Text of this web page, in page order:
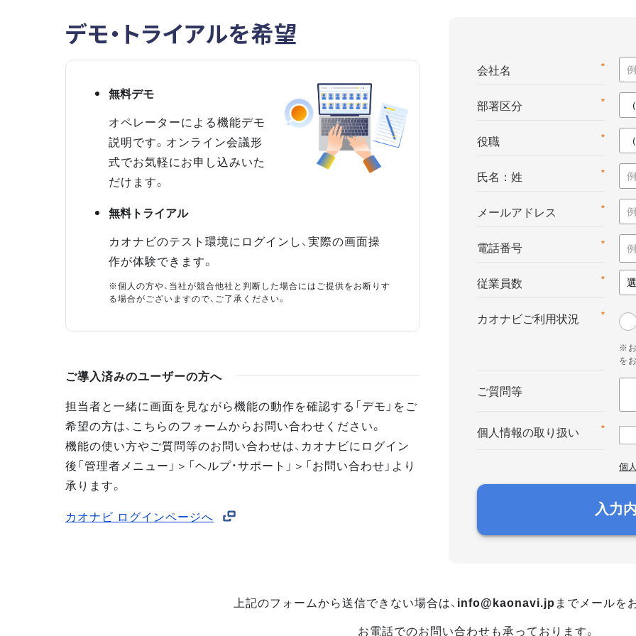
デモ・トライアルを希望
無料デモ
オペレーターによる機能デモ
説明です。オンライン会議形
式でお気軽にお申し込みいた
だけます。
無料トライアル
カオナビのテスト環境にログインし、実際の画面操
作が体験できます。
※個人の方や、当社が競合他社と判断した場合にはご提供をお断りす
る場合がございますので、ご了承ください。
ご導入済みのユーザーの方へ
担当者と一緒に画面を見ながら機能の動作を確認する「デモ」をご
希望の方は、こちらのフォームからお問い合わせください。
機能の使い方やご質問等のお問い合わせは、カオナビにログイン
後「管理者メニュー」＞「ヘルプ・サポート」＞「お問い合わせ」より
承ります。
カオナビ ログインページへ
*
会社名
*
部署区分
*
役職
*
氏名：姓
*
メールアドレス
*
電話番号
*
従業員数
*
カオナビご利用状況
※お
を
ご質問等
*
個人情報の取り扱い
個
入力
上記のフォームから送信できない場合は、 info@kaonavi.jp までメールを
お電話でのお問い合わせも承っております。